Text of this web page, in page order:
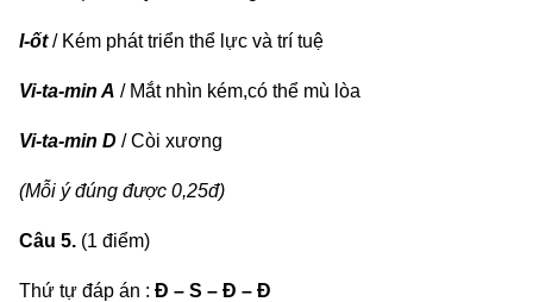
I-ốt/ Kém phát triển thể lực và trí tuệ
Vi-ta-min A / Mắt nhìn kém,có thể mù lòa
Vi-ta-min D / Còi xương
(Mỗi ý đúng được 0,25đ)
Câu 5. (1 điểm)
Thứ tự đáp án : Đ – S – Đ – Đ